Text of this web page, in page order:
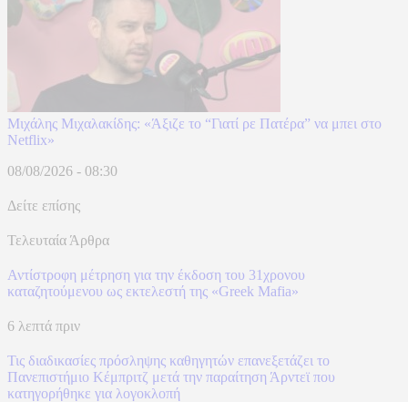
Μιχάλης Μιχαλακίδης: «Άξιζε το “Γιατί ρε Πατέρα” να μπει στο
Netflix»
08/08/2026 - 08:30
Δείτε επίσης
Τελευταία Άρθρα
Αντίστροφη μέτρηση για την έκδοση του 31χρονου
καταζητούμενου ως εκτελεστή της «Greek Mafia»
6 λεπτά πριν
Τις διαδικασίες πρόσληψης καθηγητών επανεξετάζει το
Πανεπιστήμιο Κέμπριτζ μετά την παραίτηση Άρντεϊ που
κατηγορήθηκε για λογοκλοπή